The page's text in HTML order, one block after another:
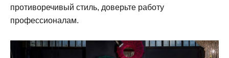
противоречивый стиль, доверьте работу
профессионалам.